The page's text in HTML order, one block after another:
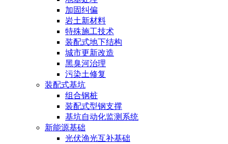
加固纠偏
岩土新材料
特殊施工技术
装配式地下结构
城市更新改造
黑臭河治理
污染土修复
装配式基坑
组合钢桩
装配式型钢支撑
基坑自动化监测系统
新能源基础
光伏渔光互补基础